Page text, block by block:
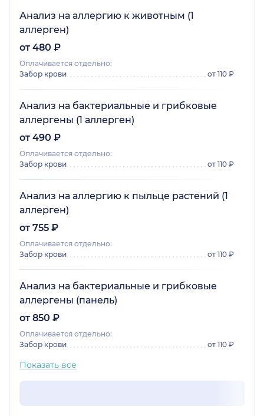
Анализ на аллергию к животным (1
аллерген)
от 480 ₽
Оплачивается отдельно:
Забор крови
от 110 ₽
Анализ на бактериальные и грибковые
аллергены (1 аллерген)
от 490 ₽
Оплачивается отдельно:
Забор крови
от 110 ₽
Анализ на аллергию к пыльце растений (1
аллерген)
от 755 ₽
Оплачивается отдельно:
Забор крови
от 110 ₽
Анализ на бактериальные и грибковые
аллергены (панель)
от 850 ₽
Оплачивается отдельно:
Забор крови
от 110 ₽
Показать все